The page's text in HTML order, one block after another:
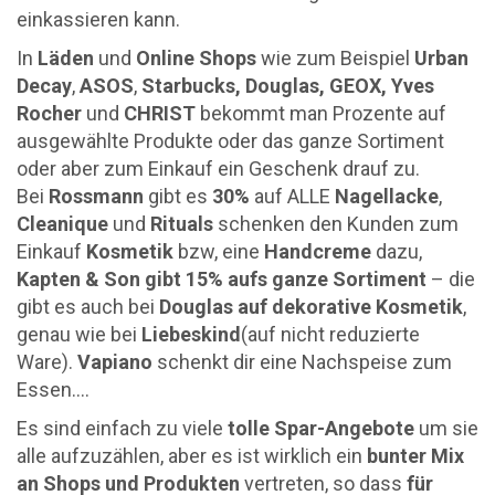
einkassieren kann.
In Läden und Online Shopswie zum Beispiel Urban
Decay,ASOS, Starbucks, Douglas, GEOX, Yves
Rocher und CHRIST bekommt man Prozente auf
ausgewählte Produkte oder das ganze Sortiment
oder aber zum Einkauf ein Geschenk drauf zu.
Bei Rossmann gibt es 30% auf ALLE Nagellacke,
Cleanique und Rituals schenken den Kunden zum
Einkauf Kosmetik bzw, eine Handcreme dazu,
Kapten & Son gibt 15% aufs ganze Sortiment – die
gibt es auch bei Douglas auf dekorative Kosmetik,
genau wie bei Liebeskind (auf nicht reduzierte
Ware). Vapiano schenkt dir eine Nachspeise zum
Essen….
Es sind einfach zu viele tolle Spar-Angebote um sie
alle aufzuzählen, aber es ist wirklich ein bunter Mix
an Shops und Produkten vertreten, so dass für